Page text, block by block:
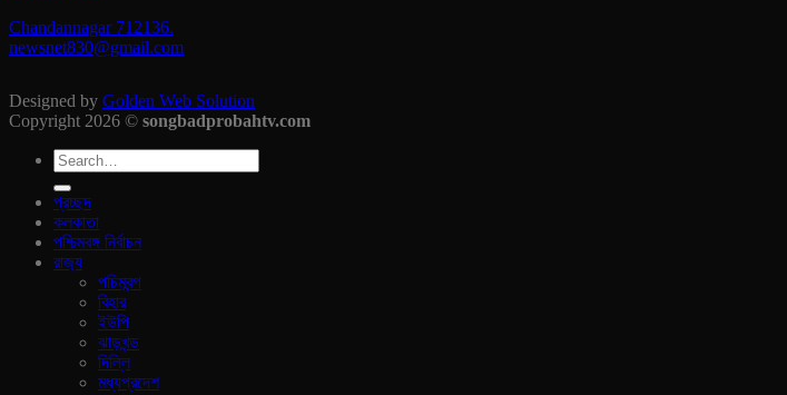
Chandannagar 712136.
newsnet830@gmail.com
Designed by Golden Web Solution
Copyright 2026 © songbadprobahtv.com
প্রচ্ছদ
কলকাতা
পশ্চিমবঙ্গ নির্বাচন
রাজ‍্য
পচিমবন্গ
বিহার
ইউপি
ঝাড়খন্ড
দিল্লি
মধ্যপ্রদেশ